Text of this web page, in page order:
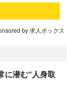
by 求人ボックス
に潜む“人身取